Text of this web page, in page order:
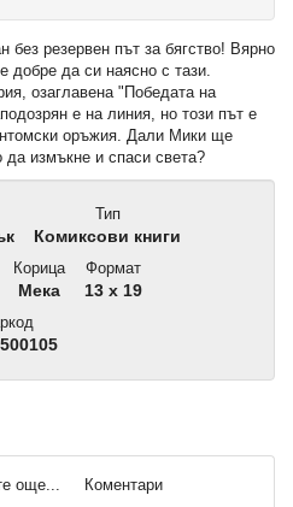
без резервен път за бягство! Вярно
добре да си наясно с тази.
озаглавена "Победата на
е на линия, но този път е
оръжия. Дали Мики ще
измъкне и спаси света?
Тип
Комиксови книги
Корица
Мека
Формат
13 x 19
още... Коментари